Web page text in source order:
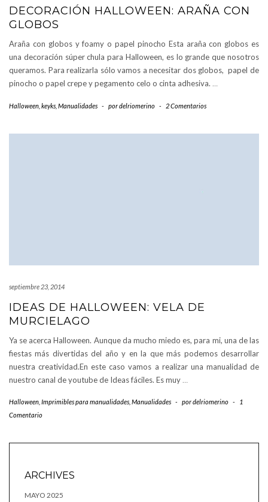
DECORACIÓN HALLOWEEN: ARAÑA CON
GLOBOS
Araña con globos y foamy o papel pinocho Esta araña con globos es
una decoración súper chula para Halloween, es lo grande que nosotros
queramos. Para realizarla sólo vamos a necesitar dos globos, papel de
pinocho o papel crepe y pegamento celo o cinta adhesiva. …
Halloween keyks Manualidades - pordelriomerino - 2 Comentarios
septiembre 23, 2014
IDEAS DE HALLOWEEN: VELA DE
MURCIELAGO
Ya se acerca Halloween. Aunque da mucho miedo es, para mi, una de las
fiestas más divertidas del año y en la que más podemos desarrollar
nuestra creatividad.En este caso vamos a realizar una manualidad de
nuestro canal de youtube de Ideas fáciles. Es muy …
Halloween Imprimibles para manualidades Manualidades - pordelriomerino -
1
Comentario
ARCHIVES
MAYO 2025